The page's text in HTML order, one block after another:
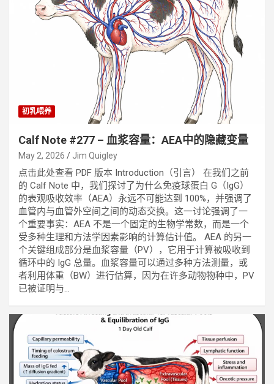
初乳喂养
Calf Note #277 – 血浆容量：AEA中的隐藏变量
May 2, 2026 Jim Quigley
点击此处查看 PDF 版本 Introduction（引言） 在我们之前
的 Calf Note 中，我们探讨了为什么免疫球蛋白 G（IgG）
的表观吸收效率（AEA）永远不可能达到 100%，并强调了
血管内与血管外空间之间的动态交换。这一讨论强调了一
个重要事实：AEA 不是一个固定的生物学常数，而是一个
受多种生理和方法学因素影响的计算估计值。 AEA 的另一
个关键组成部分是血浆容量（PV），它用于计算被吸收到
循环中的 IgG 总量。血浆容量可以通过多种方法测量，或
者利用体重（BW）进行估算，因为在许多动物物种中，PV
已被证明与…